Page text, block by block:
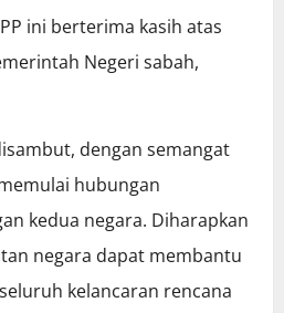
ini berterima kasih atas
Negeri sabah,
dengan semangat
hubungan
kedua negara. Diharapkan
negara dapat membantu
kelancaran rencana